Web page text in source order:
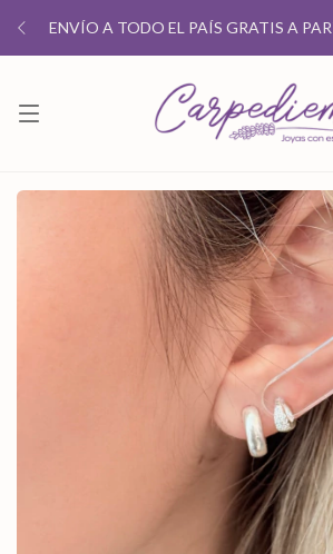
ENVÍO A TODO EL PAÍS GRATIS A